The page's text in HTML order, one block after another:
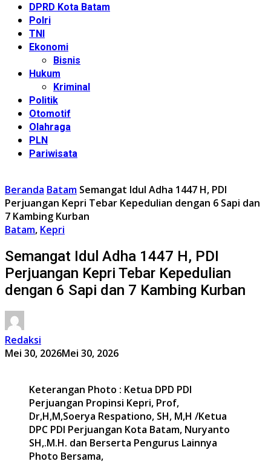
DPRD Kota Batam
Polri
TNI
Ekonomi
Bisnis
Hukum
Kriminal
Politik
Otomotif
Olahraga
PLN
Pariwisata
Beranda Batam Semangat Idul Adha 1447 H, PDI
Perjuangan Kepri Tebar Kepedulian dengan 6 Sapi dan
7 Kambing Kurban
Batam, Kepri
Semangat Idul Adha 1447 H, PDI
Perjuangan Kepri Tebar Kepedulian
dengan 6 Sapi dan 7 Kambing Kurban
Redaksi
Mei 30, 2026Mei 30, 2026
Keterangan Photo : Ketua DPD PDI
Perjuangan Propinsi Kepri, Prof,
Dr,H,M,Soerya Respationo, SH, M,H /Ketua
DPC PDI Perjuangan Kota Batam, Nuryanto
SH,.M.H. dan Berserta Pengurus Lainnya
Photo Bersama,